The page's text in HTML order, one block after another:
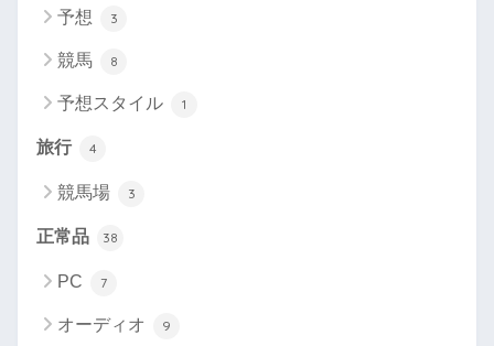
予想 3
競馬 8
予想スタイル 1
旅行 4
競馬場 3
正常品 38
PC 7
オーディオ 9